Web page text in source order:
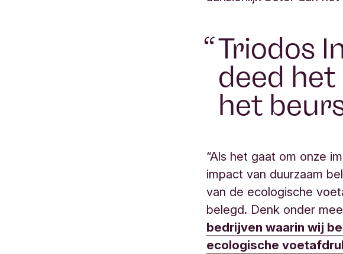
Triodos
deed
het
“Als het gaat om onze
impact van duurzaam
van de ecologische
belegd. Denk onder
bedrijven waarin wij
ecologische